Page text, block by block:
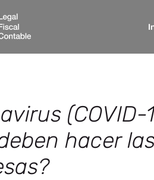
(COVID-
hacer